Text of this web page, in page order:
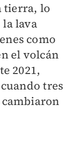
tierra, lo
la lava
como
el volcán
2021,
tres